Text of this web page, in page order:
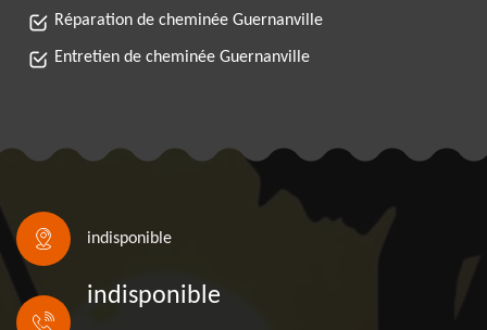
Réparation de cheminée Guernanville
Entretien de cheminée Guernanville
indisponible
indisponible